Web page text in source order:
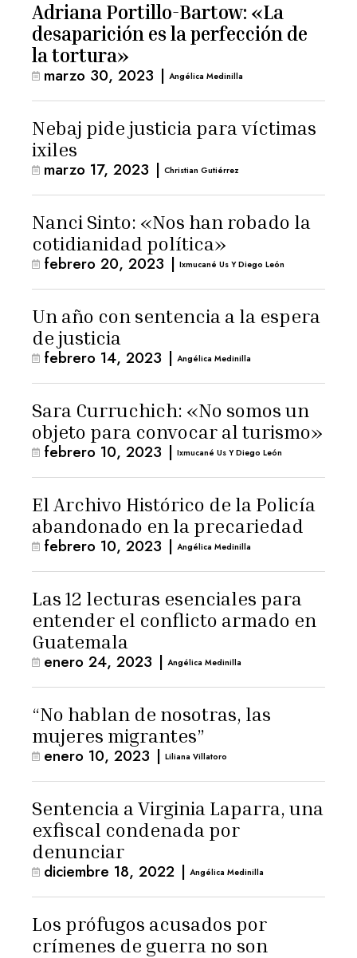
Adriana Portillo-Bartow: «La
desaparición es la perfección de
la tortura»
marzo 30, 2023 | Angélica Medinilla
Nebaj pide justicia para víctimas
ixiles
marzo 17, 2023 | Christian Gutiérrez
Nanci Sinto: «Nos han robado la
cotidianidad política»
febrero 20, 2023 | Ixmucané Us Y Diego León
Un año con sentencia a la espera
de justicia
febrero 14, 2023 | Angélica Medinilla
Sara Curruchich: «No somos un
objeto para convocar al turismo»
febrero 10, 2023 | Ixmucané Us Y Diego León
El Archivo Histórico de la Policía
abandonado en la precariedad
febrero 10, 2023 | Angélica Medinilla
Las 12 lecturas esenciales para
entender el conflicto armado en
Guatemala
enero 24, 2023 | Angélica Medinilla
“No hablan de nosotras, las
mujeres migrantes”
enero 10, 2023 | Liliana Villatoro
Sentencia a Virginia Laparra, una
exfiscal condenada por
denunciar
diciembre 18, 2022 | Angélica Medinilla
Los prófugos acusados por
crímenes de guerra no son